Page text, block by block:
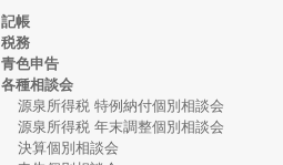
記帳
税務
青色申告
各種相談会
源泉所得税 特例納付個別相談会
源泉所得税 年末調整個別相談会
決算個別相談会